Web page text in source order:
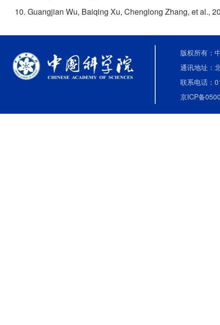
10. Guangjian Wu, Baiqing Xu, Chenglong Zhang, et al.,
版权所有：
通讯地址：
联系电话：
京ICP备